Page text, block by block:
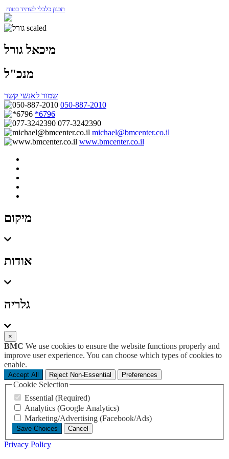
תכנון כלכלי לעתיד בטוח
מיכאל גורל
מנכ"ל
שמור לאנשי קשר
050-887-2010
*6796
077-3242390
michael@bmcenter.co.il
www.bmcenter.co.il
מיקום
אודות
גלריה
×
BMC We use cookies to ensure the website functions properly and
improve user experience. You can choose which types of cookies to
enable.
Accept All Reject Non-Essential Preferences
Cookie Selection
Essential (Required)
Analytics (Google Analytics)
Marketing/Advertising (Facebook/Ads)
Save Choices Cancel
Privacy Policy